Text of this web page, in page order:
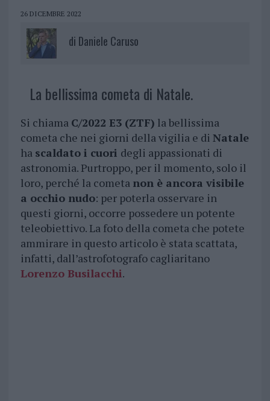
26 DICEMBRE 2022
di Daniele Caruso
La bellissima cometa di Natale.
Si chiama C/2022 E3 (ZTF) la bellissima
cometa che nei giorni della vigilia e di Natale
ha scaldato i cuori degli appassionati di
astronomia. Purtroppo, per il momento, solo il
loro, perché la cometa non è ancora visibile
a occhio nudo: per poterla osservare in
questi giorni, occorre possedere un potente
teleobiettivo. La foto della cometa che potete
ammirare in questo articolo è stata scattata,
infatti, dall’astrofotografo cagliaritano
Lorenzo Busilacchi.